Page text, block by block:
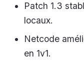
Patch 1.3
locaux.
Netcode
en 1v1.